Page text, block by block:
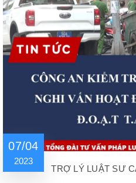
07/04
2023
TRỢ LÝ LUẬT SƯ